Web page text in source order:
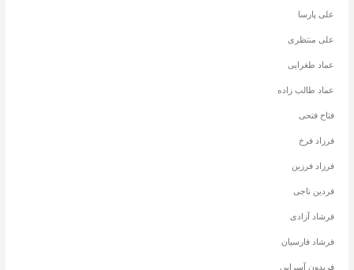
علی پارسا
علی منتظری
عماد طغرایی
عماد طالب زاده
فتاح فتحی
فرزاد فرخ
فرزاد فرزین
فردین ناجی
فرشاد آزادی
فرشاد فارسیان
فریدون آسرایی